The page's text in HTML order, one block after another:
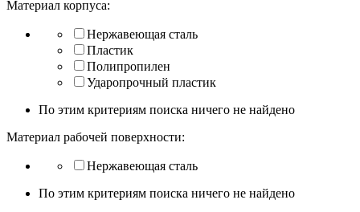
Материал корпуса:
Нержавеющая сталь
Пластик
Полипропилен
Ударопрочный пластик
По этим критериям поиска ничего не найдено
Материал рабочей поверхности:
Нержавеющая сталь
По этим критериям поиска ничего не найдено